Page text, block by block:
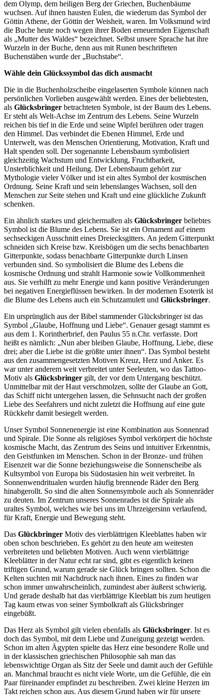
dem Olymp, dem heiligen Berg der Griechen, Buchenbäume
wuchsen. Auf ihnen hausten Eulen, die wiederum das Symbol der
Göttin Athene, der Göttin der Weisheit, waren. Im Volksmund wird
die Buche heute noch wegen ihrer Boden erneuernden Eigenschaft
als „Mutter des Waldes“ bezeichnet. Selbst unsere Sprache hat ihre
Wurzeln in der Buche, denn aus mit Runen beschrifteten
Buchenstäben wurde der „Buchstabe“.
Wähle dein Glückssymbol das dich ausmacht
Die in die Buchenholzscheibe eingelaserten Symbole können nach
persönlichen Vorlieben ausgewählt werden. Eines der beliebtesten,
als Glücksbringer betrachteten Symbole, ist der Baum des Lebens.
Er steht als Welt-Achse im Zentrum des Lebens. Seine Wurzeln
reichen bis tief in die Erde und seine Wipfel berühren oder tragen
den Himmel. Das verbindet die Ebenen Himmel, Erde und
Unterwelt, was den Menschen Orientierung, Motivation, Kraft und
Halt spenden soll. Der sogenannte Lebensbaum symbolisiert
gleichzeitig Wachstum und Entwicklung, Fruchtbarkeit,
Unsterblichkeit und Heilung. Der Lebensbaum gehört zur
Mythologie vieler Völker und ist ein altes Symbol der kosmischen
Ordnung. Seine Kraft und sein lebenslanges Wachsen, soll den
Menschen zur Seite stehen und Kraft und eine glückliche Zukunft
schenken.
Ein ähnlich starkes und gleichermaßen als Glücksbringer beliebtes
Symbol ist die Blume des Lebens. Sie ist ein Ornament auf einem
sechseckigen Ausschnitt eines Dreiecksgitters. An jedem Gitterpunkt
schneiden sich Kreise bzw. Kreisbögen um die sechs benachbarten
Gitterpunkte, sodass benachbarte Gitterpunkte durch Linsen
verbunden sind. So symbolisiert die Blume des Lebens die
kosmische Ordnung und strahlt Harmonie sowie Vollkommenheit
aus. Sie verhilft zu mehr Energie und kann positive Veränderungen
bei negativen Energieflüssen bewirken. In der modernen Esoterik ist
die Blume des Lebens auch ein Schutzamulett und Glücksbringer.
Ein ursprünglich aus der Bibel stammender Glücksbringer ist das
Symbol „Glaube, Hoffnung und Liebe“. Genauer gesagt stammt es
aus dem 1. Korintherbrief, den Paulus 55 n.Chr. verfasste. Dort
heißt es nämlich: „Nun aber bleiben Glaube, Hoffnung, Liebe, diese
drei; aber die Liebe ist die größte unter ihnen“. Das Symbol besteht
aus den zusammengesetzten Motiven Kreuz, Herz und Anker. Es
war unter anderem weit verbreitet unter Seeleuten, wo das Tattoo-
Motiv als Glücksbringer gilt, der vor dem Untergang beschützt.
Unmittelbar mit der Haut verschmolzen, sollte der Glaube an Gott,
das Schiff nicht untergehen lassen, die Sehnsucht nach der großen
Liebe des Seefahrers und nicht zuletzt die Hoffnung auf eine gute
Rückkehr damit besiegelt werden.
Unser Symbol Sonnenenergie ist eine Kombination aus Sonnenrad
und Spirale. Die Sonne als religiöses Symbol verkörpert die höchste
kosmische Macht, das Zentrum des Seins und intuitiver Erkenntnis,
den Geistfunken im Menschen. Schon in der Bronze- und frühen
Eisenzeit war die Sonne beziehungsweise die Sonnenscheibe als
Kultsymbol von Europa bis Südostasien hin weit verbreitet. In
Sonnenwendritualen wurden häufig brennende Räder den Berg
hinabgerollt. So sind die alten Sonnensymbole auch als Sonnenräder
zu deuten. Im Zentrum unseres Sonnenrades ist die Spirale als
uraltes Symbol, welches wie bei uns im Uhrzeigersinn verlaufend,
für Kraft, Energie und Bewegung steht.
Das Glückbringer Motiv des vierblättrigen Kleeblattes haben wir
oben schon beschrieben. Es gehört zu den heute am weitesten
verbreiteten und beliebten Motiven. Auch wenn vierblättrige
Kleeblätter in der Natur echt rar sind, gibt es eigentlich keinen
triftigen Grund, warum gerade sie Glück bringen sollten. Schon die
Kelten suchten mit Nachdruck nach ihnen. Eines zu finden war
schon immer unwahrscheinlich, zumindest aber äußerst schwierig.
Und gerade deshalb hat das vierblättrige Kleeblatt bis zum heutigen
Tag kaum etwas von seiner Symbolkraft als Glücksbringer
eingebüßt.
Das Herz als Symbol gilt vielen ebenfalls als Glücksbringer. Ist es
doch das Symbol, mit dem Liebe und Zuneigung gezeigt werden.
Schon im alten Ägypten spielte das Herz eine besondere Rolle und
in der klassischen griechischen Philosophie sah man das
lebenswichtige Organ als Sitz der Seele und damit auch der Gefühle
an. Manchmal braucht es nicht viele Worte, um die Gefühle, die ein
Paar füreinander empfindet zu beschreiben. Zwei kleine Herzen im
Takt reichen schon aus. Aus diesem Grund haben wir für unsere